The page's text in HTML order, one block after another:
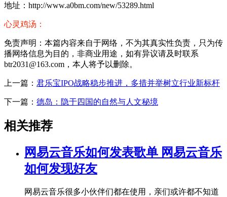
地址：http://www.a0bm.com/new/53289.html
心灵鸡汤：
免责声明：本篇内容来自于网络，不为其真实性负责，只为传
播网络信息为目的，非商业用途，如有异议请及时联系
btr2031@163.com，本人将予以删除。
上一篇： 君乐宝IPO战略稳步推进，多措并举树立行业新标杆
下一篇： 德岛：隐于四国的自然与人文秘境
相关推荐
网易云音乐如何发表歌单 网易云音乐
如何发现好友
网易云音乐很多小伙伴们都在使用，亲们或许都不知道